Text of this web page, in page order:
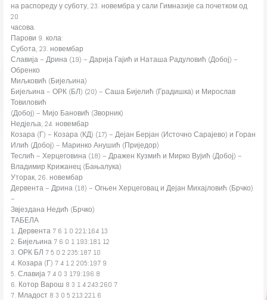
на распореду у суботу, 23. новембра у сали Гимназије са почетком од
20
часова.
Парови 9. кола:
Субота, 23. новембар
Славија – Дрина (19) – Дарија Гајић и Наташа Радуловић (Добој) –
Обренко
Миљковић (Бијељина)
Бијељина – ОРК (БЛ) (20) – Саша Бијелић (Градишка) и Мирослав
Товиловић
(Добој) – Мијо Бановић (Зворник)
Недјеља, 24. новембар
Козара (Г) – Козара (КД) (17) – Дејан Берјан (Источно Сарајево) и Горан
Илић (Добој) – Маринко Анушић (Приједор)
Теслић – Херцеговина (18) – Дражен Кузмић и Мирко Вујић (Добој) –
Владимир Крижанец (Бањалука)
Уторак, 26. новембар
Дервента – Дрина (18) – Огњен Херцеговац и Дејан Михајловић (Брчко)
–
Звјездана Недић (Брчко)
ТАБЕЛА
1. Дервента 7 6 1 0 221:164 13
2. Бијељина 7 6 0 1 193:181 12
3. ОРК БЛ 7 5 0 2 235:187 10
4. Козара (Г) 7 4 1 2 205:197 9
5. Славија 7 4 0 3 179:196 8
6. Котор Варош 8 3 1 4 243:260 7
7. Младост 8 3 0 5 213:221 6